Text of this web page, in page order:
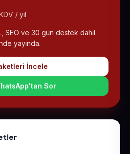
/ yıl
SEO ve 30 gün destek dahil.
yayında.
İncele
Sor